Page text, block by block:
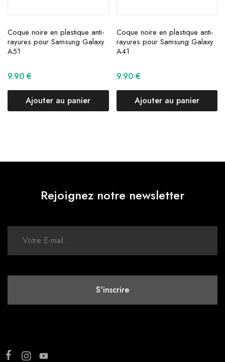
Coque noire en plastique anti-
rayures pour Samsung Galaxy
A51
9.90 €
Ajouter au panier
Coque noire en plastique anti-
rayures pour Samsung Galaxy
A41
9.90 €
Ajouter au panier
Rejoignez notre newsletter